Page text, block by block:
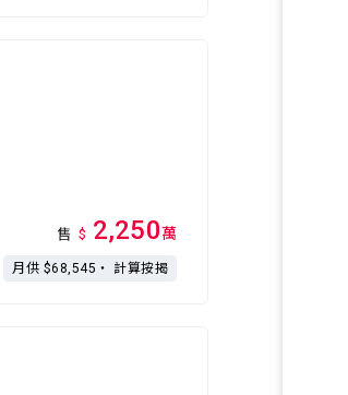
售 $ 2,250萬
月供 $68,545・ 計算按揭